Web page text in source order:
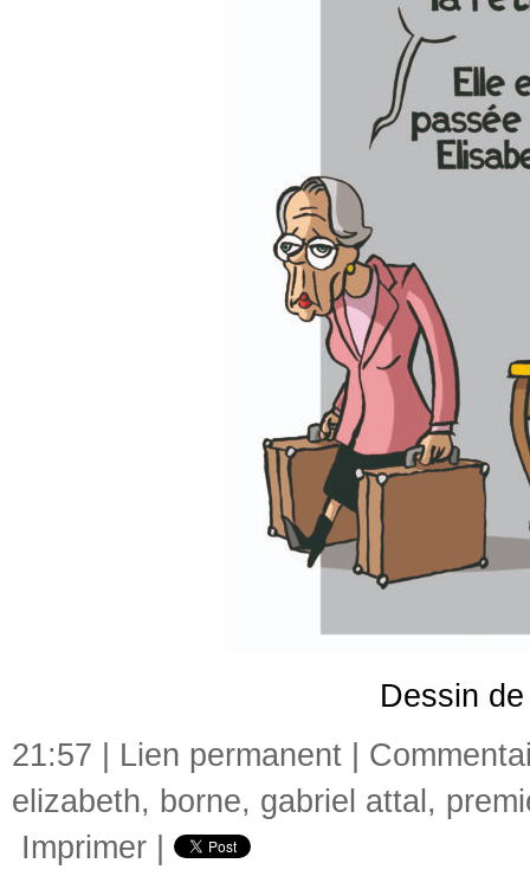
Dessin
21:57 | Lien permanent
elizabeth, borne, gabriel attal ,
Imprimer